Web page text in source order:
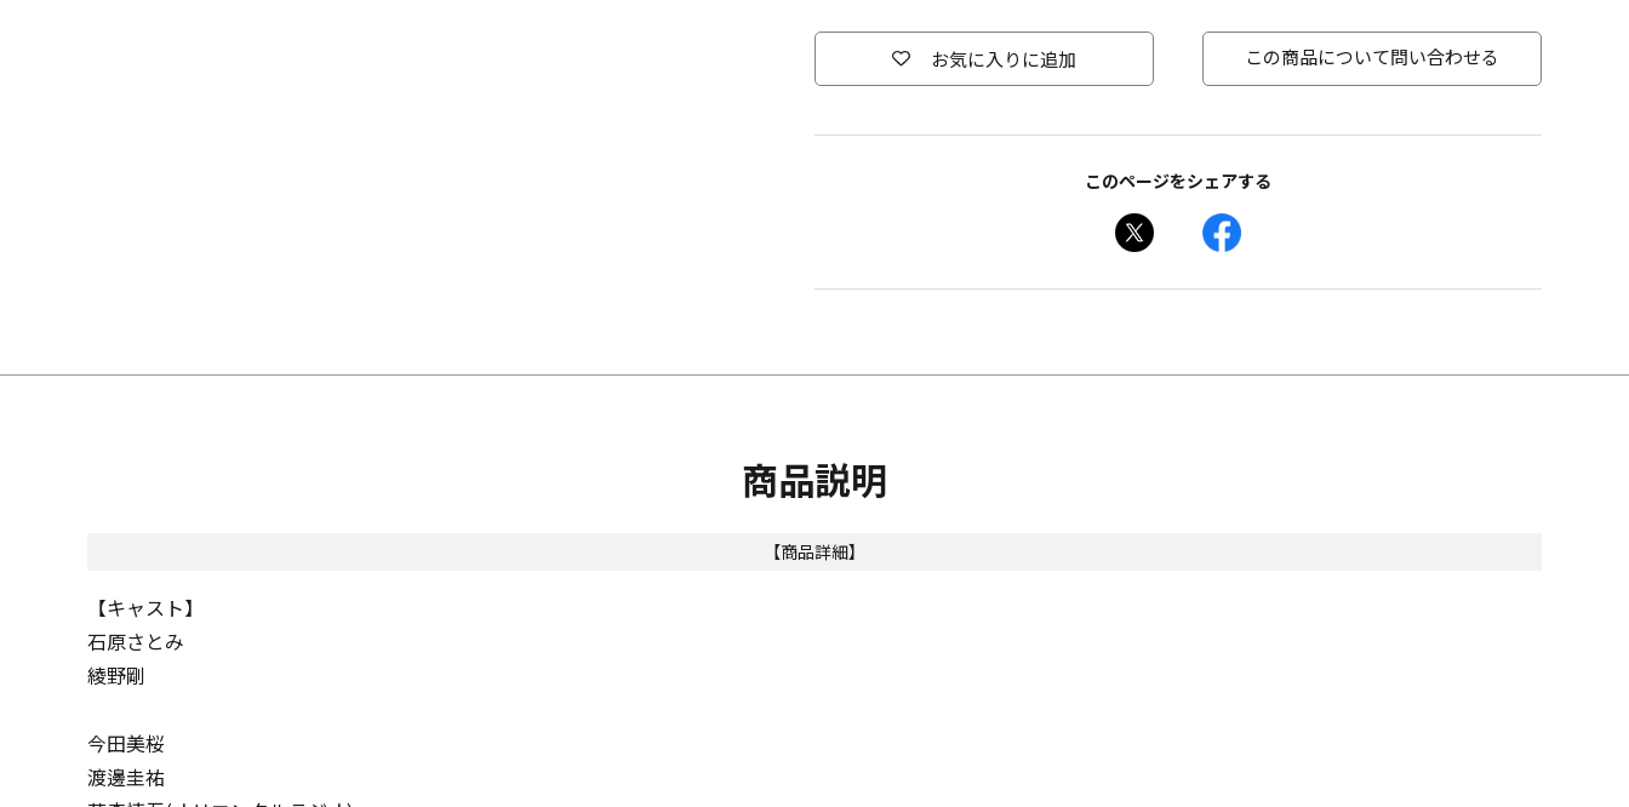
お気に入りに追加 この商品について問い合わせる
このページをシェアする
商品説明
【商品詳細】
【キャスト】
石原さとみ
綾野剛
今田美桜
渡邊圭祐